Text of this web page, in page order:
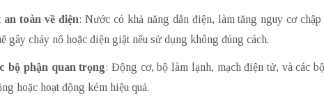
toàn về điện: Nước có khả năng dẫn điện, làm tăng nguy cơ
gây cháy nổ hoặc điện giật nếu sử dụng không đúng cách.
bộ phận quan trọng: Động cơ, bộ làm lạnh, mạch điện tử, và các
hoặc hoạt động kém hiệu quả.